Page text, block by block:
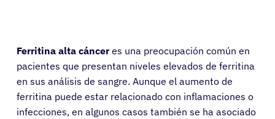
Ferritina alta cánceres una preocupación común en
pacientes que presentan niveles elevados de ferritina
en sus análisis de sangre. Aunque el aumento de
ferritina puede estar relacionado con inflamaciones o
infecciones, en algunos casos también se ha asociado